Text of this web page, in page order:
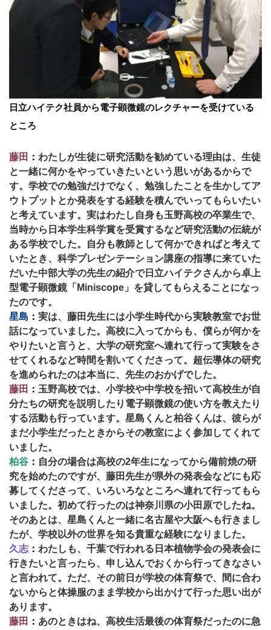
日立ハイテク社員から電子顕微鏡のレクチャーを受けている
ところ
藤田 ： わたしが生徒に研究活動を勧めている理由は、生徒
と一緒に何かをやっていきたいという思いがあるからで
す。学校での勉強だけでなく、勉強したことを生かしてア
ウトプットとか発表をする経験を積んでいってもらいたい
と考えています。実はわたし自身も玉野高校の卒業生で、
当時から日本学生科学賞を受賞するなど研究活動の伝統が
ある学校でした。自分も教師として何かできればと考えて
いたとき、科学プレゼンテーション講座の指導に来ていた
だいた中部大学の先生の紹介で日立ハイテクさんから卓上
型電子顕微鏡「Miniscope」を貸してもらえることになっ
たのです。
星島 ： 実は、藤田先生には小学生時代から実験教室でお世
話になっていました。高校に入ってからも、僕らが何かを
やりたいと言うと、大学の研究室へ連れて行って実験をさ
せてくれるなど時間を割いてくださって。超伝導体の研究
を進められたのは本当に、先生のおかげでした。
藤田 ： 玉野高校では、小学校や中学校を招いて高校生が自
分たちの研究を説明したり電子顕微鏡の使い方を教えたり
する活動も行っています。星島くんと柏谷くんは、彼らが
まだ小学生だったときからその教室によく参加してくれて
いました。
柏谷 ： 自分の場合は高校の2年生になってから備前焼の研
究を始めたのですが、藤田先生が県外の発表会などにも応
募してくださって、いろいろなところへ連れて行ってもら
いました。初めて行ったのは神奈川県の小田原でしたね。
そのあとは、星島くんと一緒に名古屋や大阪へも行きまし
たが、学校以外の世界を知る貴重な経験になりました。
久志 ： わたしも、千葉で行われる日本植物学会の発表会に
行きたいと言ったら、申し込んでおくから行ってきなさい
と言われて。ただ、その前日が学校の体育祭で、間に合わ
ないからと体操服のまま学校から出かけて行った思い出が
あります。
藤田 ： あのときはね、高校生活最後の体育祭だったのに急